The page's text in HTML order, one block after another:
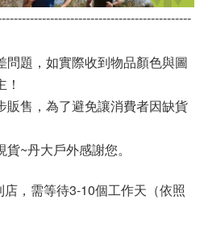
問題，如實際收到物品顏色與圖
販售，為了避免讓消費者因缺貨
~丹大戶外感謝您。
，需等待3-10個工作天（依照